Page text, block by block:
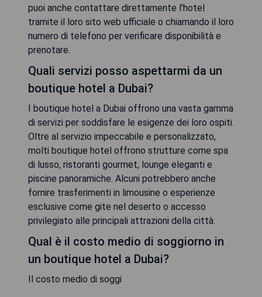
puoi anche contattare direttamente l'hotel
tramite il loro sito web ufficiale o chiamando il loro
numero di telefono per verificare disponibilità e
prenotare.
Quali servizi posso aspettarmi da un
boutique hotel a Dubai?
I boutique hotel a Dubai offrono una vasta gamma
di servizi per soddisfare le esigenze dei loro ospiti.
Oltre al servizio impeccabile e personalizzato,
molti boutique hotel offrono strutture come spa
di lusso, ristoranti gourmet, lounge eleganti e
piscine panoramiche. Alcuni potrebbero anche
fornire trasferimenti in limousine o esperienze
esclusive come gite nel deserto o accesso
privilegiato alle principali attrazioni della città.
Qual è il costo medio di soggiorno in
un boutique hotel a Dubai?
Il costo medio di soggi